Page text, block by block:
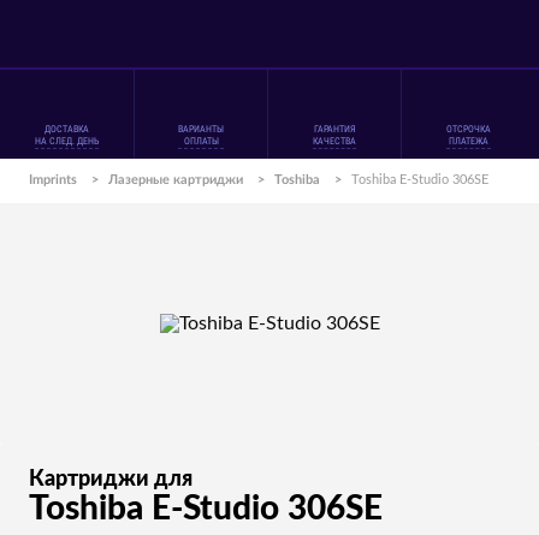
ДОСТАВКА
НА СЛЕД. ДЕНЬ
ВАРИАНТЫ
ОПЛАТЫ
ГАРАНТИЯ
КАЧЕСТВА
ОТСРОЧКА
ПЛАТЕЖА
Imprints > Лазерные картриджи > Toshiba > Toshiba E-Studio 306SE
Картриджи для
Toshiba E-Studio 306SE